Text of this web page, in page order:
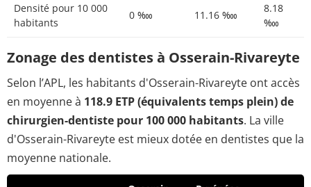
Densité pour 10 000
habitants
0 ‱ 11.16 ‱
8.18
‱
Zonage des dentistes à Osserain-Rivareyte
Selon l’APL, les habitants d'Osserain-Rivareyte ont accès
en moyenne à 118.9 ETP (équivalents temps plein) de
chirurgien-dentiste pour 100 000 habitants. La ville
d'Osserain-Rivareyte est mieux dotée en dentistes que la
moyenne nationale.